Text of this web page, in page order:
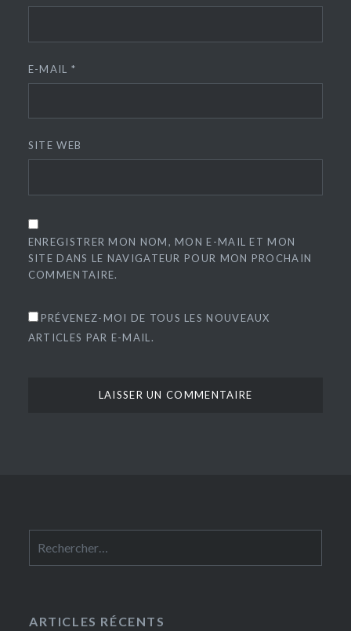
E-MAIL *
SITE WEB
ENREGISTRER MON NOM, MON E-MAIL ET MON
SITE DANS LE NAVIGATEUR POUR MON PROCHAIN
COMMENTAIRE.
PRÉVENEZ-MOI DE TOUS LES NOUVEAUX
ARTICLES PAR E-MAIL.
ARTICLES RÉCENTS